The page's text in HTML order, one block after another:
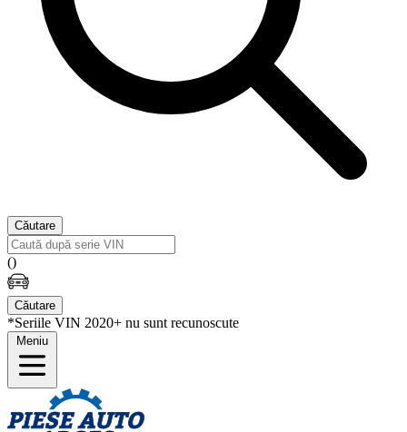
Căutare
()
Căutare
*Seriile VIN 2020+ nu sunt recunoscute
Meniu